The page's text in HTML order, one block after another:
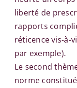
liberté de
rapports
réticence vis-à-
par exemple).
Le second
norme